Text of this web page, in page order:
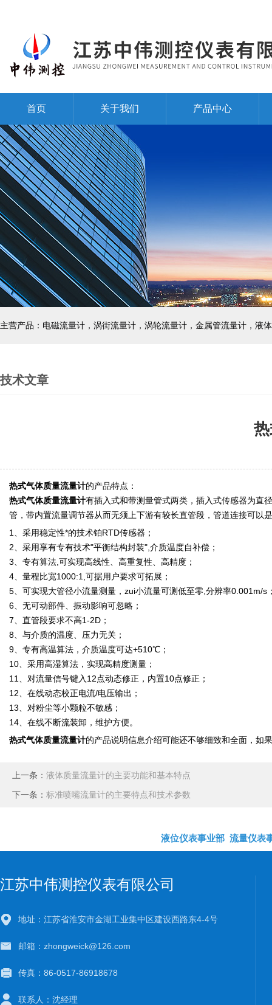
首页 关于我们 产品中心
主营产品：电磁流量计，涡街流量计，涡轮流量计，金属管流量计，液
技术文章
热式气体质量流量计的产品特点：
热式气体质量流量计有插入式和带测量管式两类，插入式传感器为直
管，带内置流量调节器从而无须上下游有较长直管段，管道连接可以
1、采用稳定性*的技术铂RTD传感器；
2、采用享有专有技术"平衡结构封装",介质温度自补偿；
3、专有算法,可实现高线性、高重复性、高精度；
4、量程比宽1000:1,可据用户要求可拓展；
5、可实现大管径小流量测量，zui小流量可测低至零,分辨率0.001m/s
6、无可动部件、振动影响可忽略；
7、直管段要求不高1-2D；
8、与介质的温度、压力无关；
9、专有高温算法，介质温度可达+510℃；
10、采用高湿算法，实现高精度测量；
11、对流量信号键入12点动态修正，内置10点修正；
12、在线动态校正电流/电压输出；
13、对粉尘等小颗粒不敏感；
14、在线不断流装卸，维护方便。
热式气体质量流量计的产品说明信息介绍可能还不够细致和全面，如
上一条： 液体质量流量计的主要功能和基本特点
下一条： 标准喷嘴流量计的主要特点和技术参数
液位仪表事业部 流量仪表
江苏中伟测控仪表有限公司
地址：江苏省淮安市金湖工业集中区建设西路东4-4号
邮箱：zhongweick@126.com
传真：86-0517-86918678
联系人：沈经理